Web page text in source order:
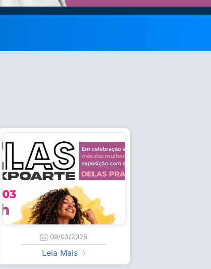
em visita guiada à exposição “Em
09/03/2026
Leia Mais